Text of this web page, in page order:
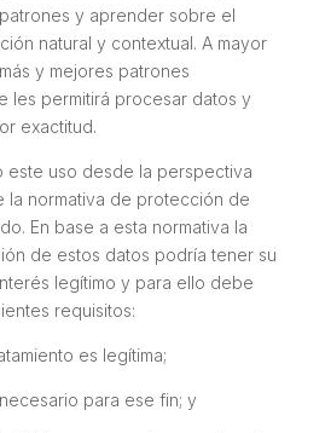
y aprender sobre el
natural y contextual. A mayor
y mejores patrones
les permitirá procesar datos y
exactitud.
este uso desde la perspectiva
la normativa de protección de
En base a esta normativa la
de estos datos podría tener su
legítimo y para ello debe
requisitos:
es legítima;
para ese fin; y